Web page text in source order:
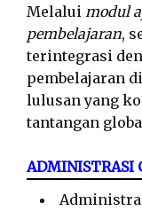
Melalui modul
pembelajaran,
terintegrasi
pembelajaran
lulusan yang
tantangan
ADMINISTRASI